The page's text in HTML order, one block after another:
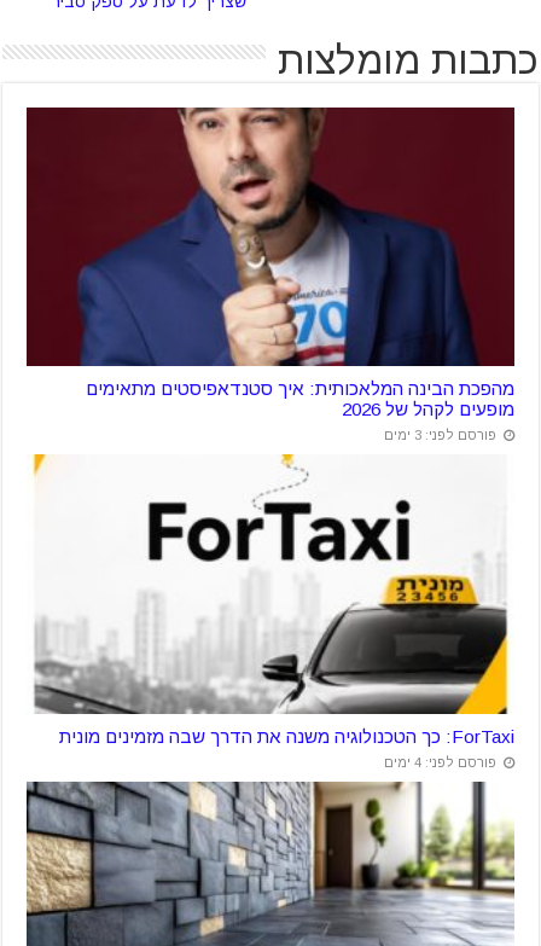
כתבות מומלצות
מהפכת הבינה המלאכותית: איך סטנדאפיסטים מתאימים
מופעים לקהל של 2026
פורסם לפני: 3 ימים
ForTaxi: כך הטכנולוגיה משנה את הדרך שבה מזמינים מונית
פורסם לפני: 4 ימים